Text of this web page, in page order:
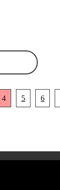
4 5 6